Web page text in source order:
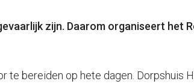
zijn. Daarom organiseert het
bereiden op hete dagen. Dorpshuis